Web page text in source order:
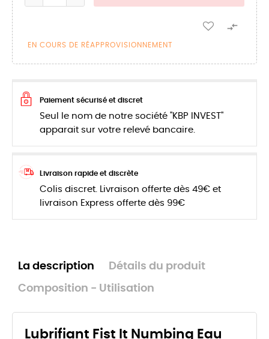

EN COURS DE RÉAPPROVISIONNEMENT
Paiement sécurisé et discret
Seul le nom de notre société "KBP INVEST"
apparait sur votre relevé bancaire.
Livraison rapide et discrète
Colis discret. Livraison offerte dès 49€ et
livraison Express offerte dès 99€
La description Détails du produit
Composition - Utilisation
Lubrifiant Fist It Numbing Eau